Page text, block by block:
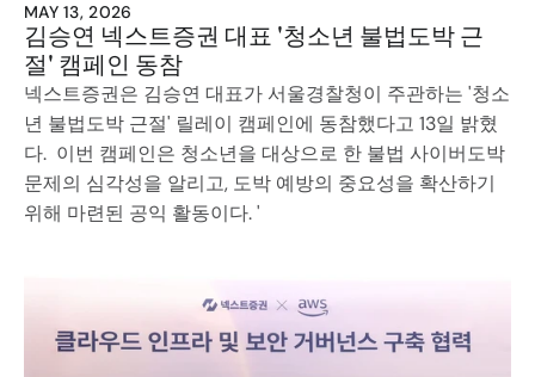
MAY 13, 2026
김승연 넥스트증권 대표 '청소년 불법도박 근
절' 캠페인 동참
넥스트증권은 김승연 대표가 서울경찰청이 주관하는 '청소
년 불법도박 근절' 릴레이 캠페인에 동참했다고 13일 밝혔
다.  이번 캠페인은 청소년을 대상으로 한 불법 사이버도박
문제의 심각성을 알리고, 도박 예방의 중요성을 확산하기
위해 마련된 공익 활동이다. '